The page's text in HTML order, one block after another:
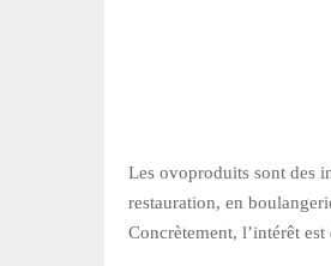
Les ovoproduits sont des
restauration, en
Concrètement, l’intérêt